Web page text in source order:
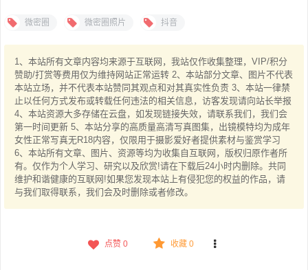
微密圈 微密圈照片 抖音
1、本站所有文章内容均来源于互联网，我站仅作收集整理，VIP/积分
赞助/打赏等费用仅为维持网站正常运转 2、本站部分文章、图片不代表
本站立场，并不代表本站赞同其观点和对其真实性负责 3、本站一律禁
止以任何方式发布或转载任何违法的相关信息，访客发现请向站长举报
4、本站资源大多存储在云盘，如发现链接失效，请联系我们，我们会
第一时间更新 5、本站分享的高质量高清写真图集，出镜模特均为成年
女性正常写真无R18内容，仅限用于摄影爱好者提供素材与鉴赏学习
6、本站所有文章、图片、资源等均为收集自互联网，版权归原作者所
有。仅作为个人学习、研究以及欣赏!请在下载后24小时内删除。共同
维护和谐健康的互联网!如果您发现本站上有侵犯您的权益的作品，请
与我们取得联系，我们会及时删除或者修改。
点赞 0 收藏 0